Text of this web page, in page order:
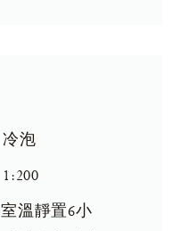
冷泡
1:200
室溫靜置6小